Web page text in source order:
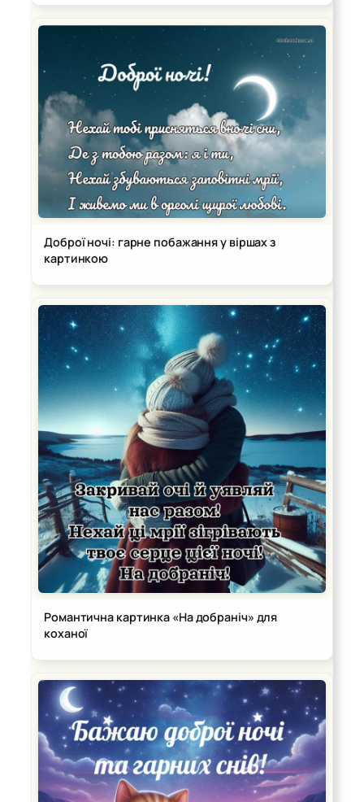
Доброї ночі: гарне побажання у віршах з
картинкою
Романтична картинка «На добраніч» для
коханої